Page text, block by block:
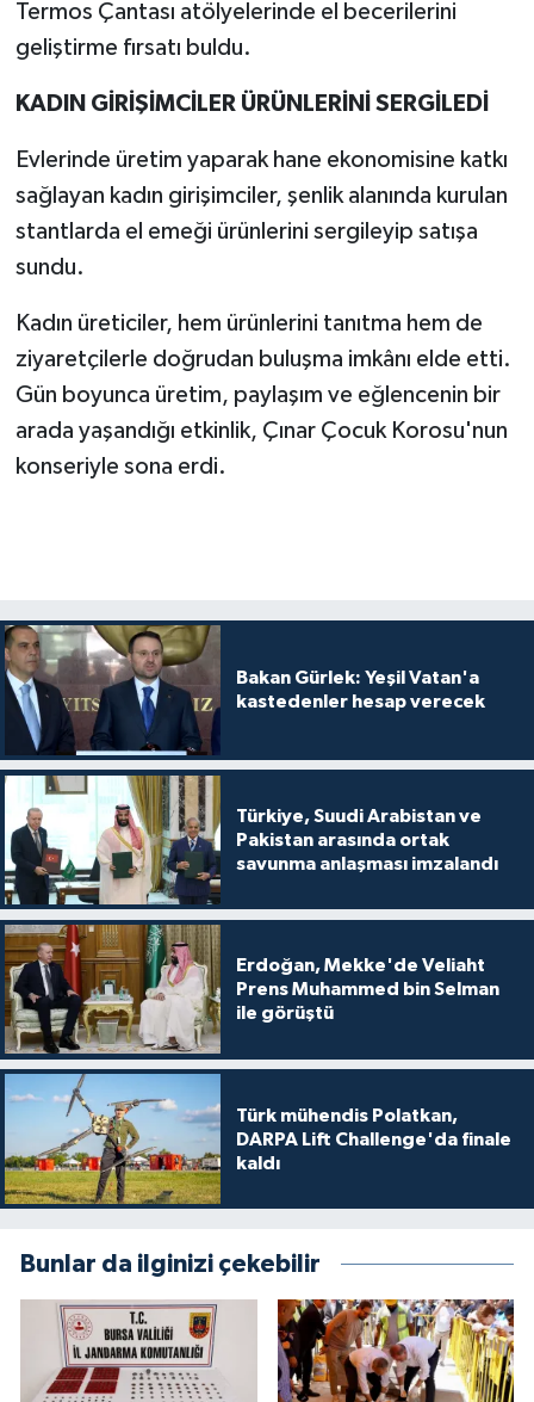
Termos Çantası atölyelerinde el becerilerini
geliştirme fırsatı buldu.
KADIN GİRİŞİMCİLER ÜRÜNLERİNİ SERGİLEDİ
Evlerinde üretim yaparak hane ekonomisine katkı
sağlayan kadın girişimciler, şenlik alanında kurulan
stantlarda el emeği ürünlerini sergileyip satışa
sundu.
Kadın üreticiler, hem ürünlerini tanıtma hem de
ziyaretçilerle doğrudan buluşma imkânı elde etti.
Gün boyunca üretim, paylaşım ve eğlencenin bir
arada yaşandığı etkinlik, Çınar Çocuk Korosu'nun
konseriyle sona erdi.
Bakan Gürlek: Yeşil Vatan'a
kastedenler hesap verecek
Türkiye, Suudi Arabistan ve
Pakistan arasında ortak
savunma anlaşması imzalandı
Erdoğan, Mekke'de Veliaht
Prens Muhammed bin Selman
ile görüştü
Türk mühendis Polatkan,
DARPA Lift Challenge'da finale
kaldı
Bunlar da ilginizi çekebilir